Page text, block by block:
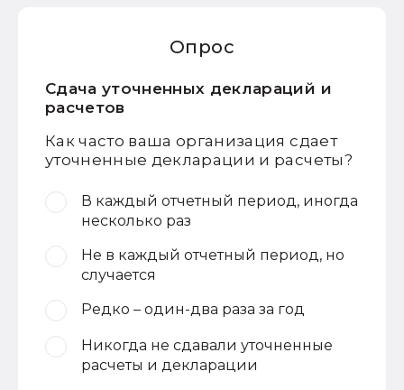
Опрос
Сдача уточненных деклараций и
расчетов
Как часто ваша организация сдает
уточненные декларации и расчеты?
В каждый отчетный период, иногда
несколько раз
Не в каждый отчетный период, но
случается
Редко – один-два раза за год
Никогда не сдавали уточненные
расчеты и декларации